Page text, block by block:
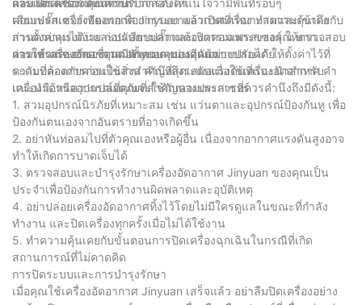
คอมเพรสเซอร์เพียงพอเพื่อการระบายอากาศที่เหมาะสมและเข้าถึง
ส่วนควบคุมได้ง่าย ก่อนเสียบปลั๊กและเปิดคอมเพรสเซอร์ ให้ตรวจสอบ
ว่าวาล์วและการเชื่อมต่อทั้งหมดแน่นดีแล้ว
เสียบปลั๊กเครื่องอัดอากาศ Jinyuan แล้วเปิดเครื่อง ทำความคุ้นเคยกับ
การตั้งค่าแรงดันและปรับตามความต้องการเฉพาะของคุณ หาก
คอมเพรสเซอร์ของคุณมีตัวควบคุมแรงดันแบบปรับได้ ให้ตั้งค่าไว้ที่
ระดับที่ต้องการก่อนใช้งาน คำนึงถึงระดับแรงดันที่แนะนำสำหรับ
เครื่องมือหรืออุปกรณ์ที่คุณจะใช้กับคอมเพรสเซอร์
การใช้เครื่องอัดอากาศ Jinyuan ของคุณอย่างปลอดภัย
ความปลอดภัยควรเป็นสิ่งสำคัญที่สุดเสมอเมื่อใช้เครื่องอัดอากาศ คำ
แนะนำด้านความปลอดภัยที่สำคัญบางประการที่ควรคำนึงถึงมีดังนี้:
1. สวมอุปกรณ์นิรภัยที่เหมาะสม เช่น แว่นตาและอุปกรณ์ป้องกันหู เพื่อ
ป้องกันตนเองจากอันตรายที่อาจเกิดขึ้น
2. อย่าหันท่อลมไปที่ตัวคุณเองหรือผู้อื่น เนื่องจากอากาศแรงดันสูงอาจ
ทำให้เกิดการบาดเจ็บได้
3. ตรวจสอบและบำรุงรักษาเครื่องอัดอากาศ Jinyuan ของคุณเป็น
ประจำเพื่อป้องกันการทำงานผิดพลาดและอุบัติเหตุ
4. อย่าปล่อยเครื่องอัดอากาศทิ้งไว้โดยไม่มีใครดูแลในขณะที่กำลัง
ทำงาน และปิดเครื่องทุกครั้งเมื่อไม่ได้ใช้งาน
5. ทำความคุ้นเคยกับขั้นตอนการปิดเครื่องฉุกเฉินในกรณีที่เกิด
สถานการณ์ที่ไม่คาดคิด
การปิดระบบและการบำรุงรักษา
เมื่อคุณใช้เครื่องอัดอากาศ Jinyuan เสร็จแล้ว อย่าลืมปิดเครื่องอย่าง